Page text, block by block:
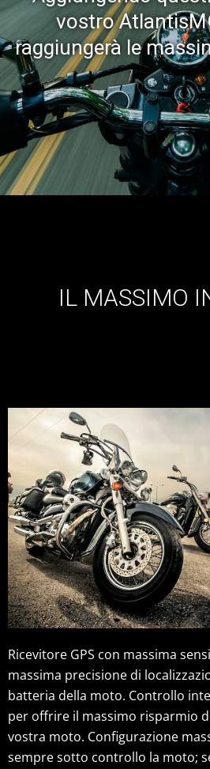
vostro
raggiungerà le
IL MASSIMO
Ricevitore GPS con massima
massima precisione di
batteria della moto. Controllo
per offrire il massimo risparmio
vostra moto. Configurazione
sempre sotto controllo la moto;